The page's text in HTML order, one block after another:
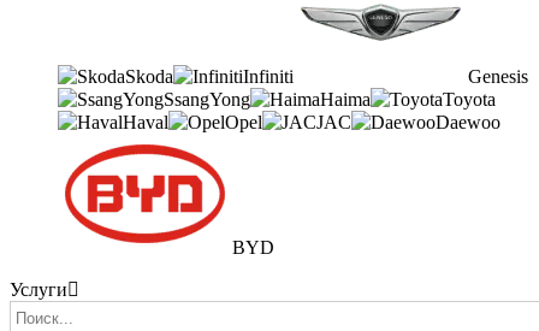
Skoda Infiniti
Genesis
SsangYong
Haima
Toyota
Haval
Opel JAC Daewoo
BYD
Услуги